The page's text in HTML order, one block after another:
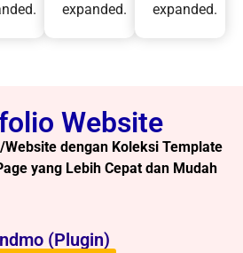
expanded.
expanded.
Website
dengan Koleksi Template
yang Lebih Cepat dan Mudah
(Plugin)